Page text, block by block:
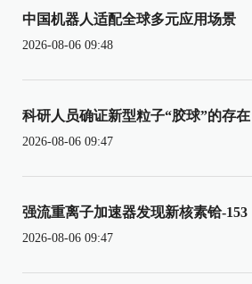
中国机器人适配全球多元应用场景
2026-08-06 09:48
科研人员确证新型粒子“胶球”的存在
2026-08-06 09:47
强流重离子加速器发现新核素铪-153
2026-08-06 09:47